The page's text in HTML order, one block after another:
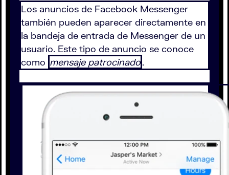
Los anuncios de Facebook Messenger
también pueden aparecer directamente en
la bandeja de entrada de Messenger de un
usuario. Este tipo de anuncio se conoce
como mensaje patrocinado.